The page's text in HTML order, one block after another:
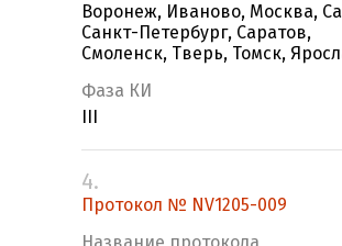
Воронеж, Иваново, Москва,
Санкт-Петербург, Саратов,
Смоленск, Тверь, Томск,
Фаза КИ
4.
Протокол № NV1205-009